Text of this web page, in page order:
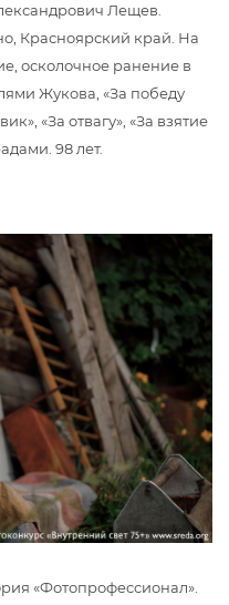
Лещев.
Красноярский край. На
осколочное ранение в
Жукова, «За победу
«За отвагу», «За взятие
98 лет.
«Фотопрофессионал».